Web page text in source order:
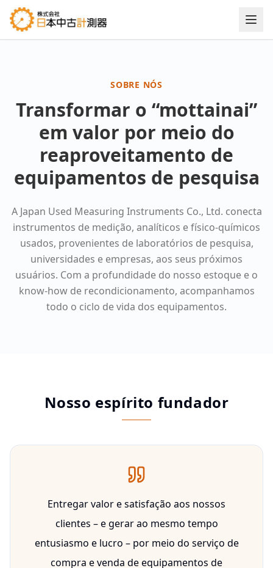
SOBRE NÓS
Transformar o “mottainai”
em valor por meio do
reaproveitamento de
equipamentos de pesquisa
A Japan Used Measuring Instruments Co., Ltd. conecta
instrumentos de medição, analíticos e físico-químicos
usados, provenientes de laboratórios de pesquisa,
universidades e empresas, aos seus próximos
usuários. Com a profundidade do nosso estoque e o
know-how de recondicionamento, acompanhamos
todo o ciclo de vida dos equipamentos.
Nosso espírito fundador
Entregar valor e satisfação aos nossos
clientes – e gerar ao mesmo tempo
entusiasmo e lucro – por meio do serviço de
compra e venda de equipamentos de